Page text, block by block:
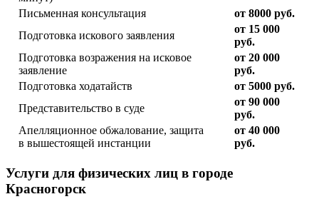
Письменная консультация
от 8000 руб.
Подготовка искового заявления
от 15 000
руб.
Подготовка возражения на исковое
заявление
от 20 000
руб.
Подготовка ходатайств
от 5000 руб.
Представительство в суде
от 90 000
руб.
Апелляционное обжалование, защита
в вышестоящей инстанции
от 40 000
руб.
Услуги для физических лиц в городе
Красногорск